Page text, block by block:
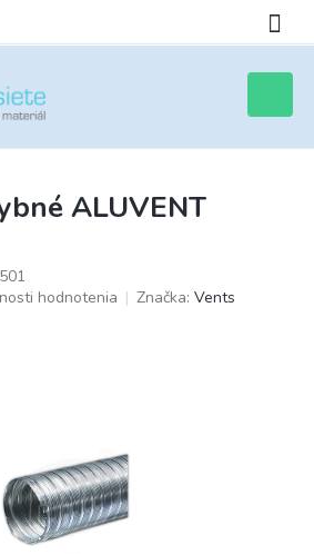
košík
ALUVENT
hodnotenia Značka: Vents